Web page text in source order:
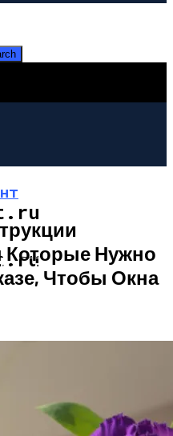
РЕМОНТ
Плиткой: Выбор
Фундамента:
Которые Нужно
Чтобы Окна